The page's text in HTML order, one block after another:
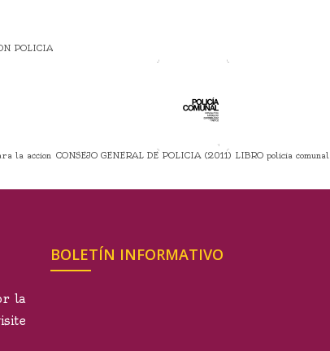
POLICIA
la accion CONSEJO GENERAL DE POLICIA (2011) LIBRO policia comunal
la
BOLETÍN INFORMATIVO